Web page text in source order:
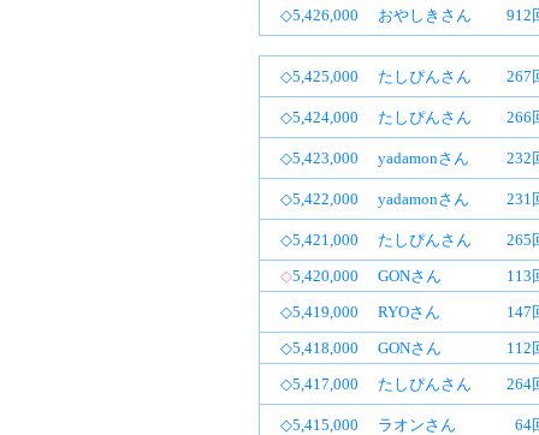
◇5,426,000 おやしきさん 912
◇5,425,000 たしぴんさん 267
◇5,424,000 たしぴんさん 266
◇5,423,000 yadamonさん 232
◇5,422,000 yadamonさん 231
◇5,421,000 たしぴんさん
265
◇5,420,000 GONさん
113
◇5,419,000
RYOさん
147
◇5,418,000
GONさん
112
◇5,417,000
たしぴんさん 264
◇5,415,000 ラオンさん 64